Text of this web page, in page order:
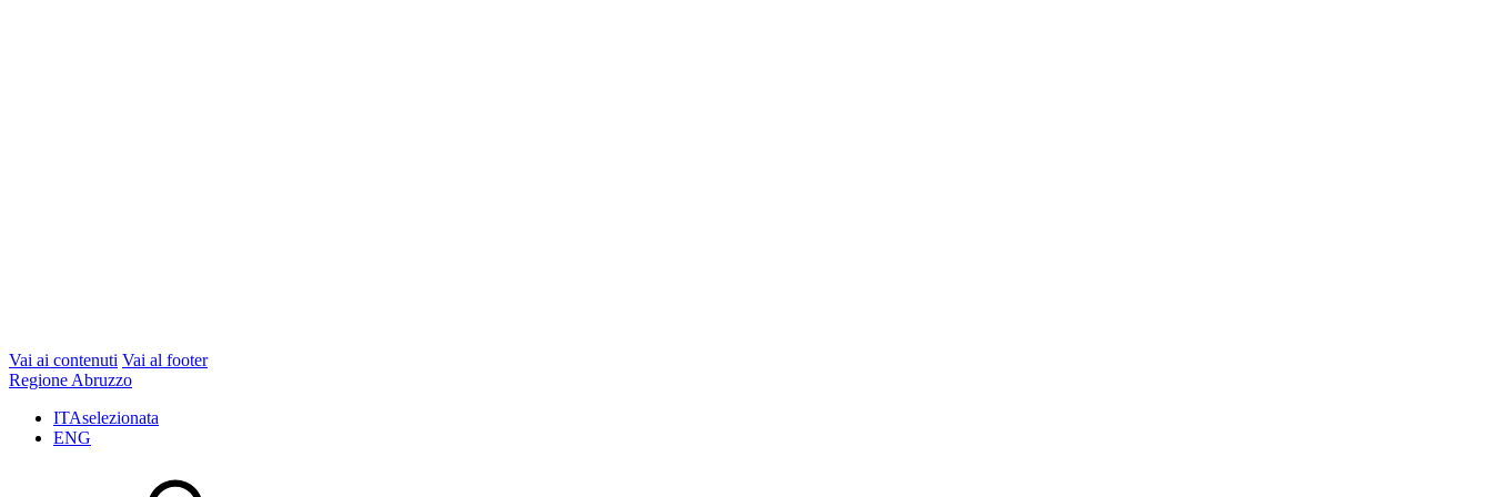
Vai ai contenuti Vai al footer
Regione Abruzzo
ITAselezionata
ENG